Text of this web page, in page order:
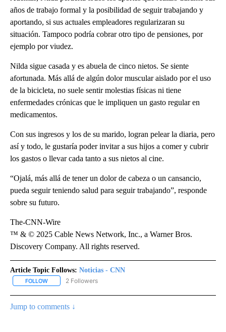
años de trabajo formal y la posibilidad de seguir trabajando y
aportando, si sus actuales empleadores regularizaran su
situación. Tampoco podría cobrar otro tipo de pensiones, por
ejemplo por viudez.
Nilda sigue casada y es abuela de cinco nietos. Se siente
afortunada. Más allá de algún dolor muscular aislado por el uso
de la bicicleta, no suele sentir molestias físicas ni tiene
enfermedades crónicas que le impliquen un gasto regular en
medicamentos.
Con sus ingresos y los de su marido, logran pelear la diaria, pero
así y todo, le gustaría poder invitar a sus hijos a comer y cubrir
los gastos o llevar cada tanto a sus nietos al cine.
“Ojalá, más allá de tener un dolor de cabeza o un cansancio,
pueda seguir teniendo salud para seguir trabajando”, responde
sobre su futuro.
The-CNN-Wire
™ & © 2025 Cable News Network, Inc., a Warner Bros.
Discovery Company. All rights reserved.
Article Topic Follows: Noticias - CNN
FOLLOW FOLLOW "NOTICIAS - CNN" TO RECEIVE NOTIFICATIONS ABOUT
2 Followers
Jump to comments ↓